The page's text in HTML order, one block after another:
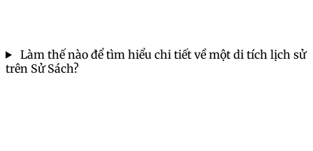
Làm thế nào để tìm hiểu chi tiết về một di tích lịch sử
trên Sử Sách?